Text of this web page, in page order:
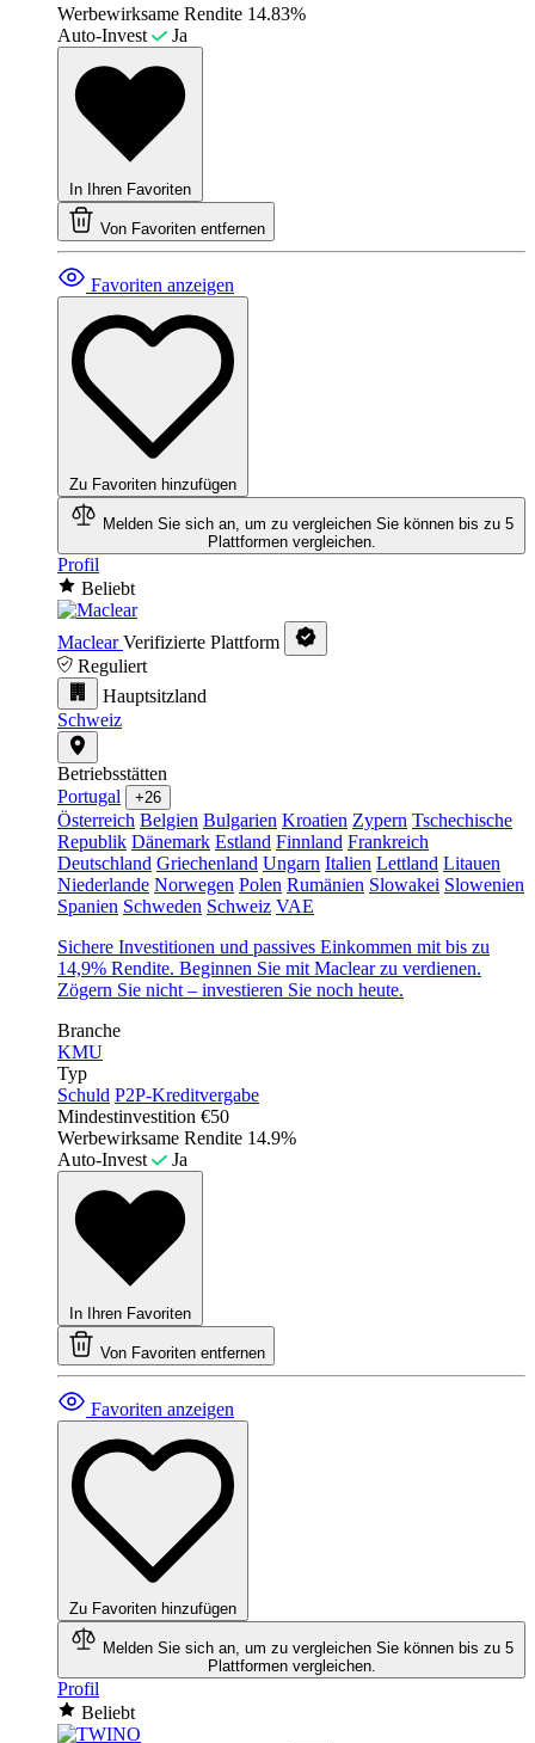
Werbewirksame Rendite 14.83%
Auto-Invest
Ja
In Ihren Favoriten
Von Favoriten entfernen
Favoriten anzeigen
Zu Favoriten hinzufügen
Melden Sie sich an, um zu vergleichen Sie können bis zu 5
Plattformen vergleichen.
Profil
Beliebt
Maclear Verifizierte Plattform
Reguliert
Hauptsitzland
Schweiz
Betriebsstätten
Portugal
+26
Österreich Belgien Bulgarien Kroatien Zypern Tschechische
Republik Dänemark Estland Finnland Frankreich
Deutschland Griechenland Ungarn Italien Lettland Litauen
Niederlande Norwegen Polen Rumänien Slowakei Slowenien
Spanien Schweden Schweiz VAE
Sichere Investitionen und passives Einkommen mit bis zu
14,9% Rendite. Beginnen Sie mit Maclear zu verdienen.
Zögern Sie nicht – investieren Sie noch heute.
Branche
KMU
Typ
Schuld P2P-Kreditvergabe
Mindestinvestition €50
Werbewirksame Rendite 14.9%
Auto-Invest
Ja
In Ihren Favoriten
Von Favoriten entfernen
Favoriten anzeigen
Zu Favoriten hinzufügen
Melden Sie sich an, um zu vergleichen Sie können bis zu 5
Plattformen vergleichen.
Profil
Beliebt